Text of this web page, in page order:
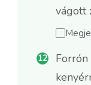
vágott